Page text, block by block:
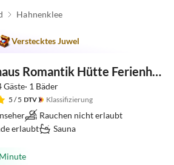
Hahnenklee
Verstecktes Juwel
5-Sterne Blockhaus Romantik Hütte Ferienhaus
1 Bäder
5 / 5 Klassifizierung
Rauchen nicht erlaubt
erlaubt
Sauna